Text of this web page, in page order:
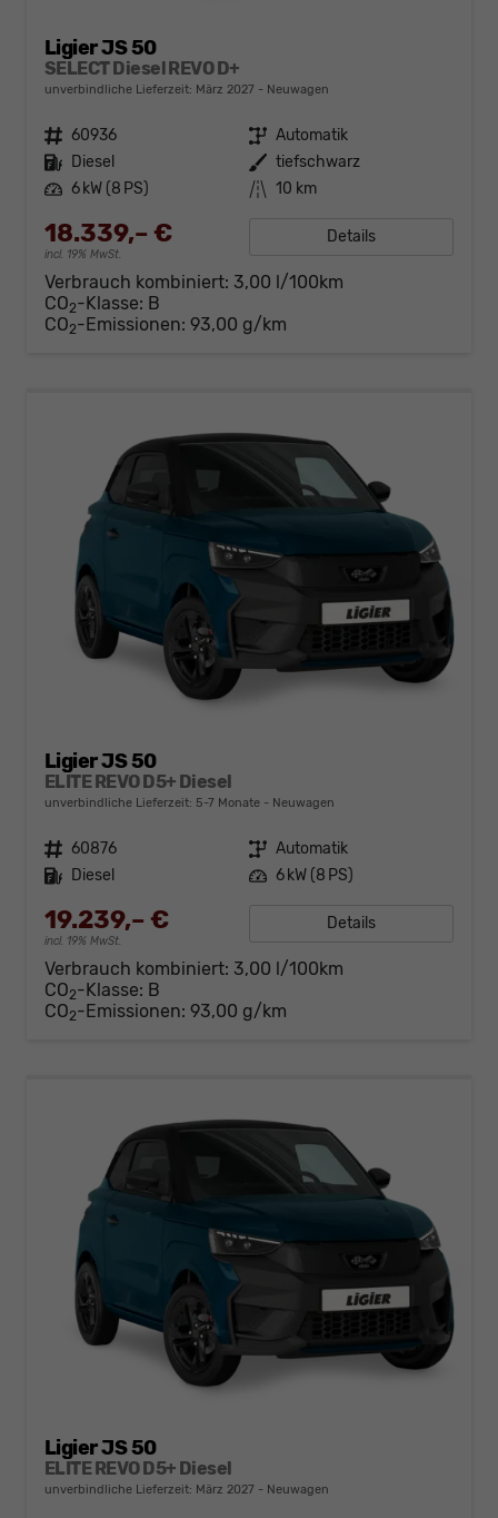
Ligier JS 50
SELECT Diesel REVO D+
unverbindliche Lieferzeit: März 2027 Neuwagen
Fahrzeugnr. 60936 Getriebe Automatik
Kraftstoff Diesel Außenfarbe tiefschwarz
Leistung 6 kW (8 PS) Kilometerstand 10 km
18.339,– €
incl. 19% MwSt.
Details
Verbrauch kombiniert: 3,00 l/100km
CO2-Klasse: B
CO2-Emissionen: 93,00 g/km
Ligier JS 50
ELITE REVO D5+ Diesel
unverbindliche Lieferzeit: 5-7 Monate Neuwagen
Fahrzeugnr. 60876 Getriebe Automatik
Kraftstoff Diesel Leistung 6 kW (8 PS)
19.239,– €
incl. 19% MwSt.
Details
Verbrauch kombiniert: 3,00 l/100km
CO2-Klasse: B
CO2-Emissionen: 93,00 g/km
Ligier JS 50
ELITE REVO D5+ Diesel
unverbindliche Lieferzeit: März 2027 Neuwagen